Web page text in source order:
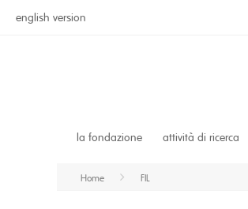
english version
la fondazione attività di ricerca
Home FIL